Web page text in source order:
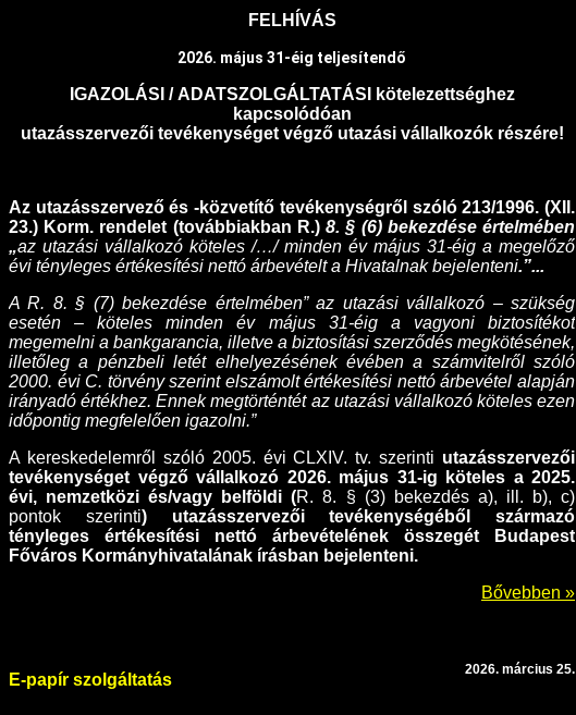
FELHÍVÁS
2026. május 31-éig teljesítendő
IGAZOLÁSI / ADATSZOLGÁLTATÁSI
kötelezettséghez
kapcsolódóan
utazásszervezői tevékenységet végző utazási vállalkozók részére!
Az utazásszervező és -közvetítő tevékenységről szóló 213/1996. (XII.
23.) Korm. rendelet (továbbiakban R.)8. § (6) bekezdése értelmében
„az utazási vállalkozó köteles /…/ minden év május 31-éig a megelőző
évi tényleges értékesítési nettó árbevételt a Hivatalnak bejelenteni.”...
A R. 8. § (7) bekezdése értelmében” az utazási vállalkozó – szükség
esetén – köteles minden év május 31-éig a vagyoni biztosítékot
megemelni a bankgarancia, illetve a biztosítási szerződés megkötésének,
illetőleg a pénzbeli letét elhelyezésének évében a számvitelről szóló
2000. évi C. törvény szerint elszámolt értékesítési nettó árbevétel alapján
irányadó értékhez. Ennek megtörténtét az utazási vállalkozó köteles ezen
időpontig megfelelően igazolni.”
A kereskedelemről szóló 2005. évi CLXIV. tv. szerinti utazásszervezői
tevékenységet végző vállalkozó 2026. május 31-ig köteles a 2025.
évi, nemzetközi és/vagy belföldi (R. 8. § (3) bekezdés a), ill. b), c)
pontok szerinti) utazásszervezői tevékenységéből származó
tényleges értékesítési nettó árbevételének összegét Budapest
Főváros Kormányhivatalának írásban bejelenteni.
Bővebben »
2026. március 25.
E-papír szolgáltatás